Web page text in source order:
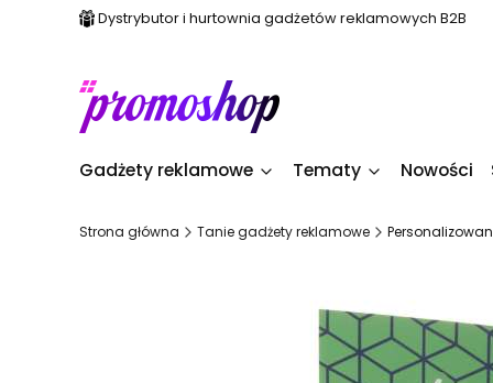
Dystrybutor i hurtownia gadżetów reklamowych B2B
Gadżety reklamowe Tematy Nowości
Strona główna Tanie gadżety reklamowe